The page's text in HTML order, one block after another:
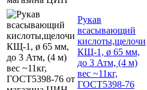
Рукав
всасывающий
кислоты,щелочи
КЩ-1, ø 65 мм,
до 3 Атм, (4 м)
вес ~11кг,
ГОСТ5398-76